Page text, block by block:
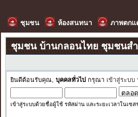
ชุมชน ห้องสนทนา ภาพตกแ
ชุมชน บ้านกลอนไทย ชุมชนส
ยินดีต้อนรับคุณ, บุคคลทั่วไป กรุณา เข้าสู่ระบบ
เข้าสู่ระบบด้วยชื่อผู้ใช้ รหัสผ่าน และระยะเวลาในเซ